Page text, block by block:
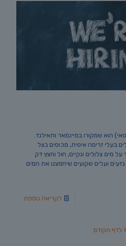
הוא שמקורו במיינמאר ותאילנד.
בעלי זרימה איטית, מכוסים בצל
מים צלולים ונקיים, חול וחצץ דק
גזעים ועלים שקועים שיחמצנו את המים
לקריאה נוספת
לדף הקודם